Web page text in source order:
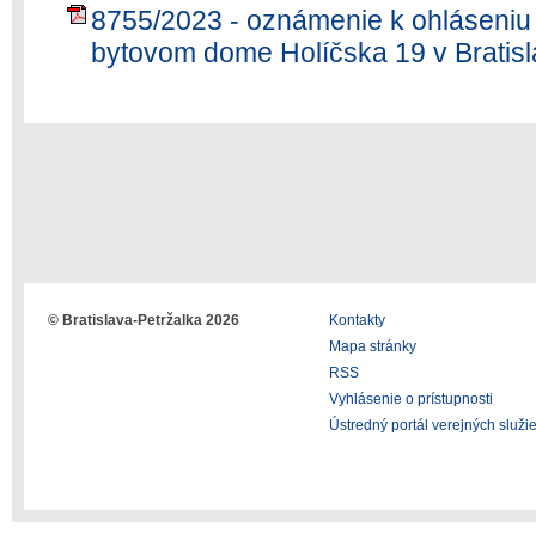
8755/2023 - oznámenie k
bytovom dome Holíčska 19 v
© Bratislava-Petržalka 2026
Kontakty
Mapa stránky
RSS
Vyhlásenie o prístupnosti
Ústredný portál verejných